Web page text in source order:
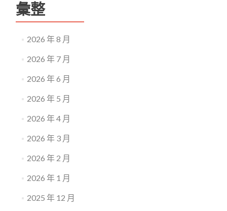
彙整
2026 年 8 月
2026 年 7 月
2026 年 6 月
2026 年 5 月
2026 年 4 月
2026 年 3 月
2026 年 2 月
2026 年 1 月
2025 年 12 月